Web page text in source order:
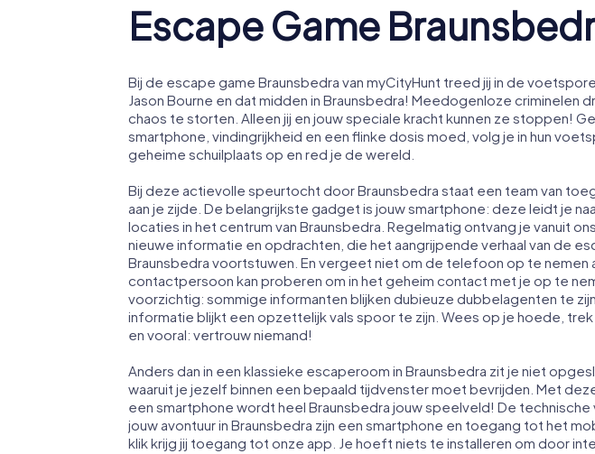
Escape Game
Bij de escape game Braunsbedra van myCityHunt treed jij in de
Jason Bourne en dat midden in Braunsbedra! Meedogenloze criminelen
chaos te storten. Alleen jij en jouw speciale kracht kunnen ze stoppen!
smartphone, vindingrijkheid en een flinke dosis moed, volg je in hun
geheime schuilplaats op en red je de wereld.
Bij deze actievolle speurtocht door Braunsbedra staat een team van
aan je zijde. De belangrijkste gadget is jouw smartphone: deze leidt je
locaties in het centrum van Braunsbedra. Regelmatig ontvang je vanuit
nieuwe informatie en opdrachten, die het aangrijpende verhaal van de
Braunsbedra voortstuwen. En vergeet niet om de telefoon op te nemen
contactpersoon kan proberen om in het geheim contact met je op te
voorzichtig: sommige informanten blijken dubieuze dubbelagenten te
informatie blijkt een opzettelijk vals spoor te zijn. Wees op je hoede,
en vooral: vertrouw niemand!
Anders dan in een klassieke escaperoom in Braunsbedra zit je niet
waaruit je jezelf binnen een bepaald tijdvenster moet bevrijden. Met
een smartphone wordt heel Braunsbedra jouw speelveld! De
jouw avontuur in Braunsbedra zijn een smartphone en toegang tot het
klik krijg jij toegang tot onze app. Je hoeft niets te installeren om door